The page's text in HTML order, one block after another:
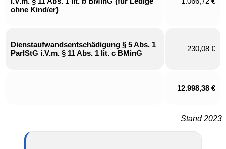
ohne Kind/er)
Dienstaufwandsentschädigung § 5 Abs. 1
ParlStG i.V.m. § 11 Abs. 1 lit. c BMinG
230,08 €
12.998,38 €
Stand 2023